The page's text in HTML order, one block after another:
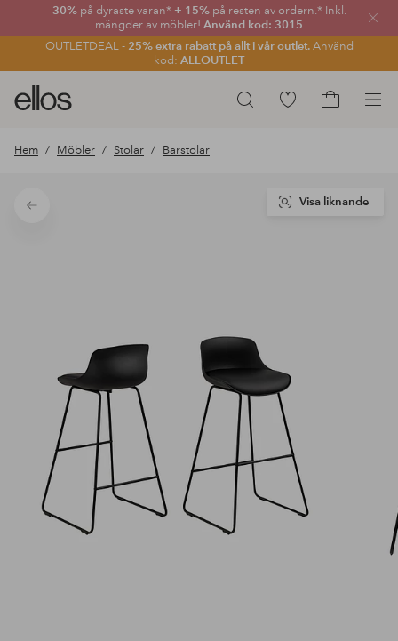
30% på dyraste varan* + 15% på resten av ordern.* Inkl.
mängder av möbler! Använd kod: 3015
OUTLETDEAL - 25% extra rabatt på allt i vår outlet.Använd
kod: ALLOUTLET
Sök
Ellos
logotyp
gå
förstasidan
Gå
Hem Möbler Stolar Barstolar
Tillbaka
Visa liknande